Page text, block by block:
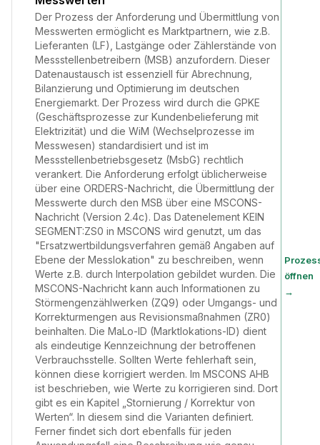
Der Prozess der Anforderung und Übermittlung von
Messwerten ermöglicht es Marktpartnern, wie z.B.
Lieferanten (LF), Lastgänge oder Zählerstände von
Messstellenbetreibern (MSB) anzufordern. Dieser
Datenaustausch ist essenziell für Abrechnung,
Bilanzierung und Optimierung im deutschen
Energiemarkt. Der Prozess wird durch die GPKE
(Geschäftsprozesse zur Kundenbelieferung mit
Elektrizität) und die WiM (Wechselprozesse im
Messwesen) standardisiert und ist im
Messstellenbetriebsgesetz (MsbG) rechtlich
verankert. Die Anforderung erfolgt üblicherweise
über eine ORDERS-Nachricht, die Übermittlung der
Messwerte durch den MSB über eine MSCONS-
Nachricht (Version 2.4c). Das Datenelement KEIN
SEGMENT:ZS0 in MSCONS wird genutzt, um das
"Ersatzwertbildungsverfahren gemäß Angaben auf
Ebene der Messlokation" zu beschreiben, wenn
Werte z.B. durch Interpolation gebildet wurden. Die
MSCONS-Nachricht kann auch Informationen zu
Störmengenzählwerken (ZQ9) oder Umgangs- und
Korrekturmengen aus Revisionsmaßnahmen (ZR0)
beinhalten. Die MaLo-ID (Marktlokations-ID) dient
als eindeutige Kennzeichnung der betroffenen
Verbrauchsstelle. Sollten Werte fehlerhaft sein,
können diese korrigiert werden. Im MSCONS AHB
ist beschrieben, wie Werte zu korrigieren sind. Dort
gibt es ein Kapitel „Stornierung / Korrektur von
Werten“. In diesem sind die Varianten definiert.
Ferner findet sich dort ebenfalls für jeden
öffnen
→